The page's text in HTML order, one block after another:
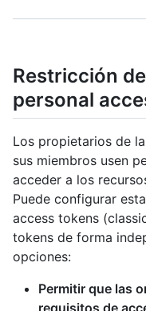
Restricción
personal
Los propietarios de
sus miembros usen
acceder a los
Puede configurar
access tokens
tokens de forma
opciones:
Permitir que las